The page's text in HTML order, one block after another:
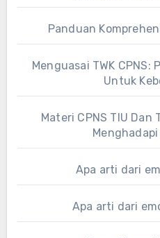
Panduan
Menguasai TWK
Untuk
Materi CPNS TIU Dan
Menghadapi
Apa arti dari
Apa arti dari